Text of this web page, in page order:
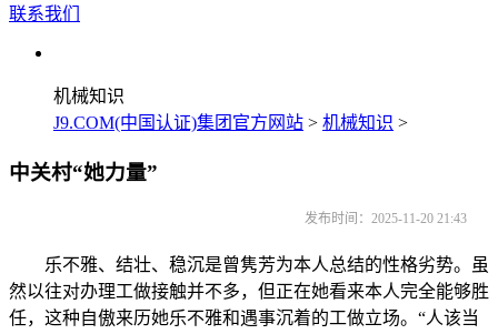
联系我们
机械知识
J9.COM(中国认证)集团官方网站 > 机械知识 >
中关村“她力量”
发布时间：2025-11-20 21:43
乐不雅、结壮、稳沉是曾隽芳为本人总结的性格劣势。虽
然以往对办理工做接触并不多，但正在她看来本人完全能够胜
任，这种自傲来历她乐不雅和遇事沉着的工做立场。“人该当